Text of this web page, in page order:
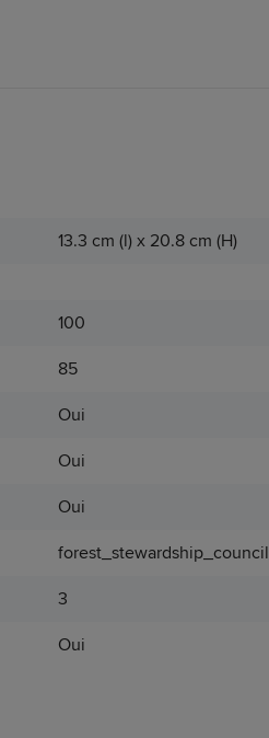
13.3 cm (l) x 20.8 cm (H)
100
85
Oui
Oui
Oui
forest_stewardship_council
3
Oui